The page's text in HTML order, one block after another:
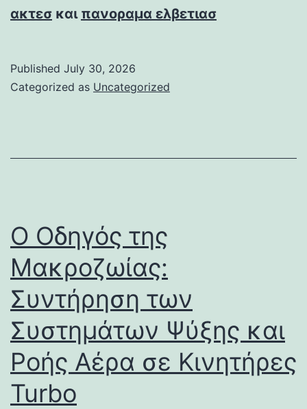
ακτεσ και πανοραμα ελβετιασ
Published July 30, 2026
Categorized as Uncategorized
Ο Οδηγός της
Μακροζωίας:
Συντήρηση των
Συστημάτων Ψύξης και
Ροής Αέρα σε Κινητήρες
Turbo